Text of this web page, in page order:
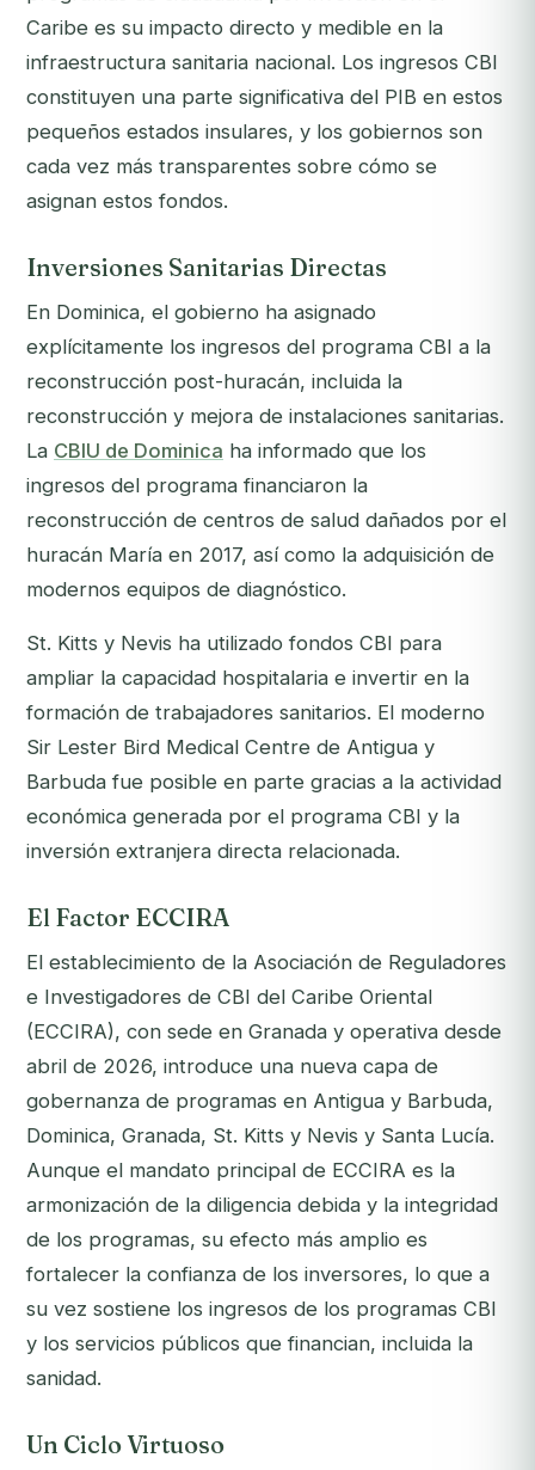
Caribe es su impacto directo y medible en la
infraestructura sanitaria nacional. Los ingresos CBI
constituyen una parte significativa del PIB en estos
pequeños estados insulares, y los gobiernos son
cada vez más transparentes sobre cómo se
asignan estos fondos.
Inversiones Sanitarias Directas
En Dominica, el gobierno ha asignado
explícitamente los ingresos del programa CBI a la
reconstrucción post-huracán, incluida la
reconstrucción y mejora de instalaciones sanitarias.
La CBIU de Dominica ha informado que los
ingresos del programa financiaron la
reconstrucción de centros de salud dañados por el
huracán María en 2017, así como la adquisición de
modernos equipos de diagnóstico.
St. Kitts y Nevis ha utilizado fondos CBI para
ampliar la capacidad hospitalaria e invertir en la
formación de trabajadores sanitarios. El moderno
Sir Lester Bird Medical Centre de Antigua y
Barbuda fue posible en parte gracias a la actividad
económica generada por el programa CBI y la
inversión extranjera directa relacionada.
El Factor ECCIRA
El establecimiento de la Asociación de Reguladores
e Investigadores de CBI del Caribe Oriental
(ECCIRA), con sede en Granada y operativa desde
abril de 2026, introduce una nueva capa de
gobernanza de programas en Antigua y Barbuda,
Dominica, Granada, St. Kitts y Nevis y Santa Lucía.
Aunque el mandato principal de ECCIRA es la
armonización de la diligencia debida y la integridad
de los programas, su efecto más amplio es
fortalecer la confianza de los inversores, lo que a
su vez sostiene los ingresos de los programas CBI
y los servicios públicos que financian, incluida la
sanidad.
Un Ciclo Virtuoso